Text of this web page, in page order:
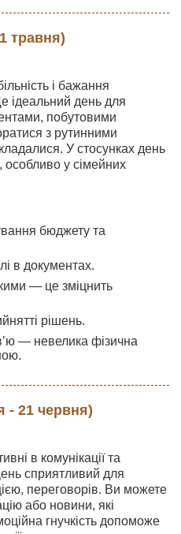
травня)
і бажання
ідеальний день для
побутовими
з рутинними
У стосунках день
особливо у сімейних
бюджету та
в документах.
— це зміцнить
рішень.
— невелика фізична
- 21 червня)
в комунікації та
сприятливий для
переговорів. Ви можете
або новини, які
гнучкість допоможе